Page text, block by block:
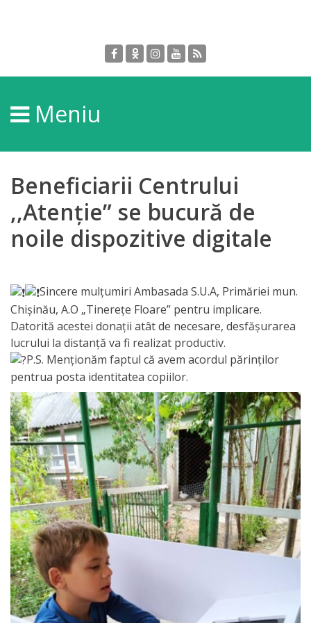
DGPDC
Informații
despre
DGPDC
Subdiviziuni/Servicii
Structura
Strategia
Orarul
audienței
Managementul
instituției
Planuri
de
activitate
Parteneriate
Proiecte
Rapoarte
Meniu
Beneficiarii Centrului
,,Atenție” se bucură de
noile dispozitive digitale
Sincere mulțumiri Ambasada S.U.A, Primăriei mun.
Chișinău, A.O „Tinerețe Floare” pentru implicare.
Datorită acestei donații atât de necesare, desfășurarea
lucrului la distanță va fi realizat productiv.
P.S. Menționăm faptul că avem acordul părinților
pentrua posta identitatea copiilor.